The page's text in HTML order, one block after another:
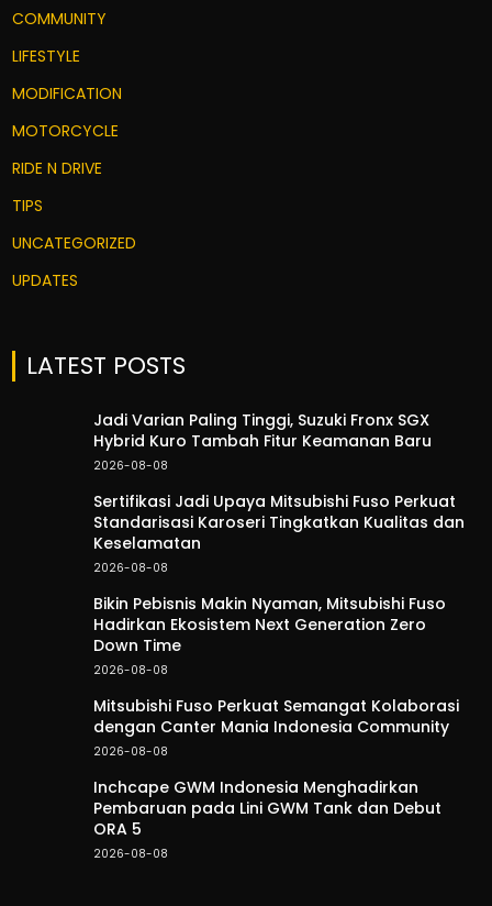
COMMUNITY
LIFESTYLE
MODIFICATION
MOTORCYCLE
RIDE N DRIVE
TIPS
UNCATEGORIZED
UPDATES
LATEST POSTS
Jadi Varian Paling Tinggi, Suzuki Fronx SGX
Hybrid Kuro Tambah Fitur Keamanan Baru
2026-08-08
Sertifikasi Jadi Upaya Mitsubishi Fuso Perkuat
Standarisasi Karoseri Tingkatkan Kualitas dan
Keselamatan
2026-08-08
Bikin Pebisnis Makin Nyaman, Mitsubishi Fuso
Hadirkan Ekosistem Next Generation Zero
Down Time
2026-08-08
Mitsubishi Fuso Perkuat Semangat Kolaborasi
dengan Canter Mania Indonesia Community
2026-08-08
Inchcape GWM Indonesia Menghadirkan
Pembaruan pada Lini GWM Tank dan Debut
ORA 5
2026-08-08